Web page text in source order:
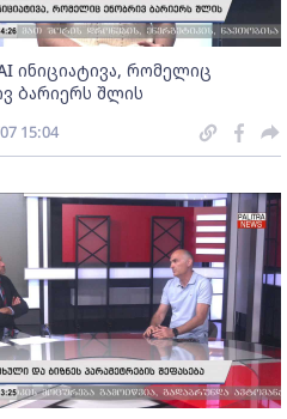
ინიციატივა, რომელიც
ბარიერს შლის
15:04